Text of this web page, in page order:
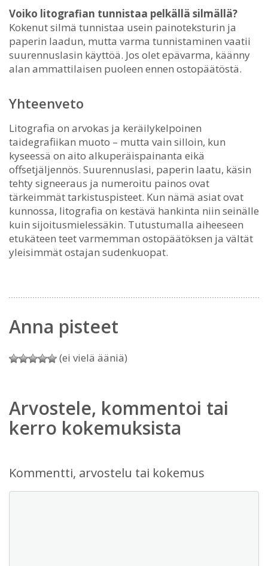
Voiko litografian tunnistaa pelkällä silmällä?
Kokenut silmä tunnistaa usein painoteksturin ja
paperin laadun, mutta varma tunnistaminen vaatii
suurennuslasin käyttöä. Jos olet epävarma, käänny
alan ammattilaisen puoleen ennen ostopäätöstä.
Yhteenveto
Litografia on arvokas ja keräilykelpoinen
taidegrafiikan muoto – mutta vain silloin, kun
kyseessä on aito alkuperäispainanta eikä
offsetjäljennös. Suurennuslasi, paperin laatu, käsin
tehty signeeraus ja numeroitu painos ovat
tärkeimmät tarkistuspisteet. Kun nämä asiat ovat
kunnossa, litografia on kestävä hankinta niin seinälle
kuin sijoitusmielessäkin. Tutustumalla aiheeseen
etukäteen teet varmemman ostopäätöksen ja vältät
yleisimmät ostajan sudenkuopat.
Anna pisteet
(ei vielä ääniä)
Arvostele, kommentoi tai
kerro kokemuksista
Kommentti, arvostelu tai kokemus